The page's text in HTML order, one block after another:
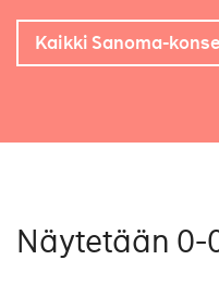
Kaikki Sanoma-
Näytetään 0-